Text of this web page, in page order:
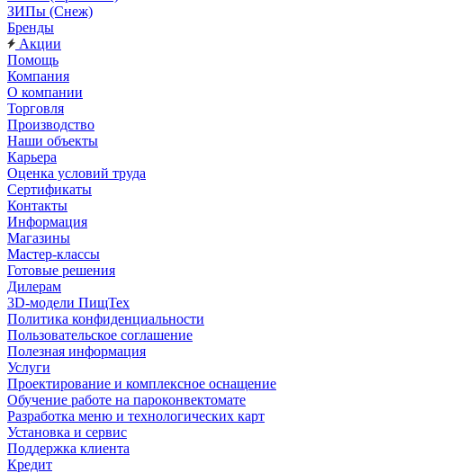
ЗИПы (Снеж)
Бренды
Акции
Помощь
Компания
О компании
Торговля
Производство
Наши объекты
Карьера
Оценка условий труда
Сертификаты
Контакты
Информация
Магазины
Мастер-классы
Готовые решения
Дилерам
3D-модели ПищТех
Политика конфиденциальности
Пользовательское соглашение
Полезная информация
Услуги
Проектирование и комплексное оснащение
Обучение работе на пароконвектомате
Разработка меню и технологических карт
Установка и сервис
Поддержка клиента
Кредит